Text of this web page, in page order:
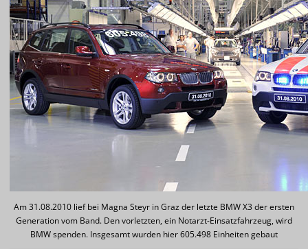
Am 31.08.2010 lief bei Magna Steyr in Graz der letzte BMW X3 der ersten
Generation vom Band. Den vorletzten, ein Notarzt-Einsatzfahrzeug, wird
BMW spenden. Insgesamt wurden hier 605.498 Einheiten gebaut